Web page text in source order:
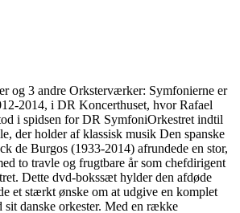
og 3 andre Orksterværker: Symfonierne er
2014, i DR Koncerthuset, hvor Rafael
i spidsen for DR SymfoniOrkestret indtil
der holder af klassisk musik Den spanske
de Burgos (1933-2014) afrundede en stor,
to travle og frugtbare år som chefdirigent
Dette dvd-bokssæt hylder den afdøde
et stærkt ønske om at udgive en komplet
sit danske orkester. Med en række